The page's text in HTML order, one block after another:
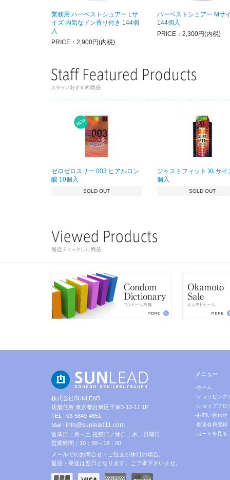
業務用 ハーベストシュアー Lサ
イズ 内気なドン香り付き 144個
入
PRICE：2,900円(内税)
ハーベストシュアー Mサ
144個入
PRICE：2,300円(内税)
ゼロゼロスリー 003 ヒアルロン
酸 10個入
SOLD OUT
ジャストフィット XLサイ
個入
SOLD OUT
株式会社SUNLEAD
店舗住所 東京都台東区千束3-12-11 1F
TEL : 03-5849-4651
Mail : info@sunlead11.com
営業日：月～土 祝祭日／休日：木、日曜日
営業時間：10：30～18：00
メールでのお問合せ・ご注文が休日の場合、
返信・発送は翌日となります。ご了承下さいませ。
メニュー
-ホーム
-ショッピング
-ショップブロ
-お問い合わせ
-新規会員登録
-カートを見る